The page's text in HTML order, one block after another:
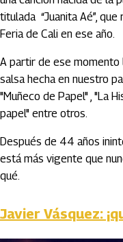
titulada “Juanita Aé”,
Feria de Cali en ese año.
A partir de ese
salsa hecha en nuestro
"Muñeco de Papel" , "La
papel" entre otros.
Después de 44 años
está más vigente que
qué.
Javier Vásquez: